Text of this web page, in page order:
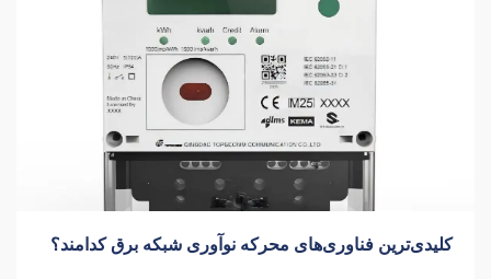
کلیدی‌ترین فناوری‌های محرکه نوآوری شبکه برق کدامند؟